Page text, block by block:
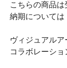
こちらの商品は
納期については
ヴィジュアル
コラボレーショ